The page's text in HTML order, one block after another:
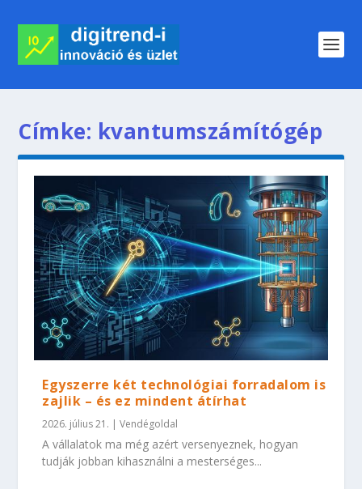
Címke: kvantumszámítógép
Egyszerre két technológiai forradalom is
zajlik – és ez mindent átírhat
2026. július 21. |Vendégoldal
A vállalatok ma még azért versenyeznek, hogyan
tudják jobban kihasználni a mesterséges...